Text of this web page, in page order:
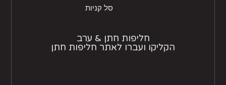
סל קניות
חליפות חתן & ערב
הקליקו ועברו לאתר חליפות חתן